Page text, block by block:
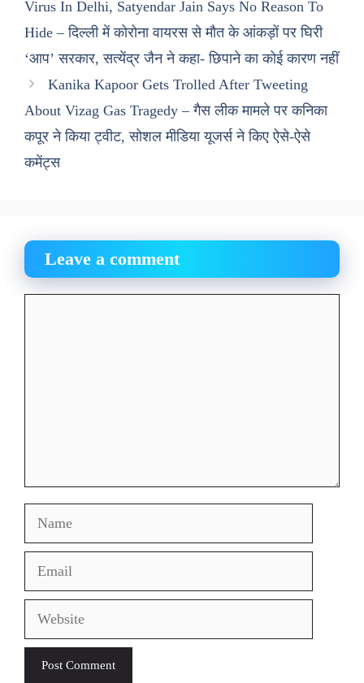
Virus In Delhi, Satyendar Jain Says No Reason To
Hide – दिल्ली में कोरोना वायरस से मौत के आंकड़ों पर घिरी
‘आप’ सरकार, सत्येंद्र जैन ने कहा- छिपाने का कोई कारण नहीं
Kanika Kapoor Gets Trolled After Tweeting
About Vizag Gas Tragedy – गैस लीक मामले पर कनिका
कपूर ने किया ट्वीट, सोशल मीडिया यूजर्स ने किए ऐसे-ऐसे
कमेंट्स
Leave a comment
Name
Email
Website